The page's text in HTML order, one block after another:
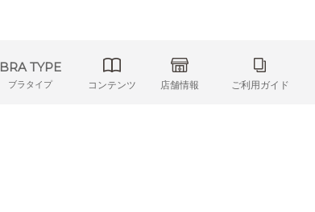
BRA TYPE
ブラタイプ コンテンツ 店舗情報 ご利用ガイド